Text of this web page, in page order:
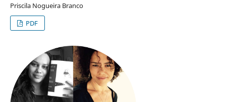
Priscila Nogueira Branco
PDF